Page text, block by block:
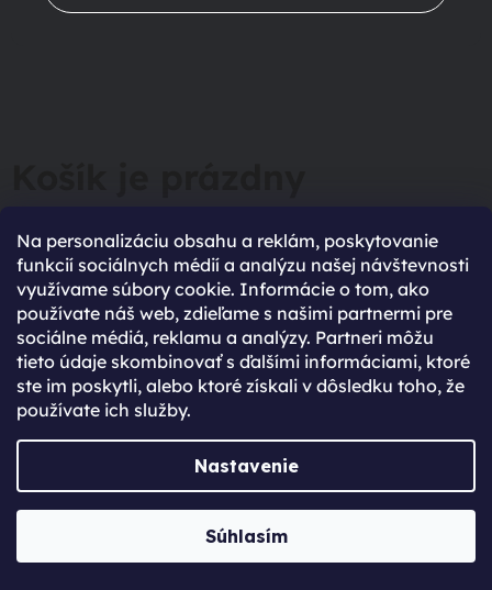
Na personalizáciu obsahu a reklám, poskytovanie
funkcií sociálnych médií a analýzu našej návštevnosti
využívame súbory cookie. Informácie o tom, ako
používate náš web, zdieľame s našimi partnermi pre
sociálne médiá, reklamu a analýzy. Partneri môžu
tieto údaje skombinovať s ďalšími informáciami, ktoré
ste im poskytli, alebo ktoré získali v dôsledku toho, že
používate ich služby.
Nastavenie
Súhlasím
V tvojom košíku zatiaľ nič nie je. Neviete si rady s
výberom? Potrebuješ poradiť pri výbere nového
zariadenia? Neváhaj sa na nás obrátiť.
SPÄŤ DO OBCHODU
96% spokojených zákazníků
(Based on 2750 Reviews)